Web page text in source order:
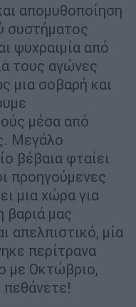
απομυθοποίηση
συστήματος
ψυχραιμία από
τους αγώνες
μια σοβαρή και
μέσα από
Μεγάλο
βέβαια φταίει
προηγούμενες
μια χώρα για
βαριά μας
απελπιστικό, μία
περίτρανα
με Οκτώβριο,